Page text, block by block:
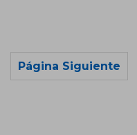
Página Siguiente